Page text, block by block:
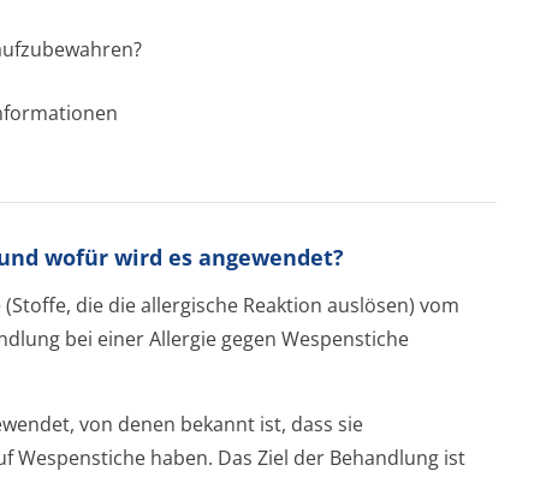
wofür wird es angewendet?
die die allergische Reaktion auslösen) vom
bei einer Allergie gegen Wespenstiche
von denen bekannt ist, dass sie
Wespenstiche haben. Das Ziel der Behandlung ist